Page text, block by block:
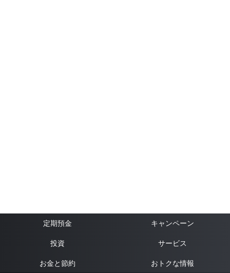
定期預金 キャンペーン
投資 サービス
お金と節約 おトクな情報